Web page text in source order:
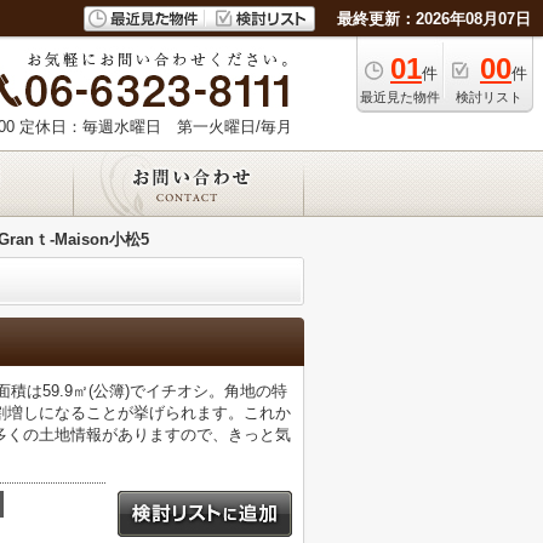
最終更新：2026年08月07日
01件
最近見た物件
00件
検討リスト
定休日：毎週水曜日 第一火曜日/毎月
ｔ-Maison小松5
積は59.9㎡(公簿)でイチオシ。角地の特
しになることが挙げられます。これか
の土地情報がありますので、きっと気